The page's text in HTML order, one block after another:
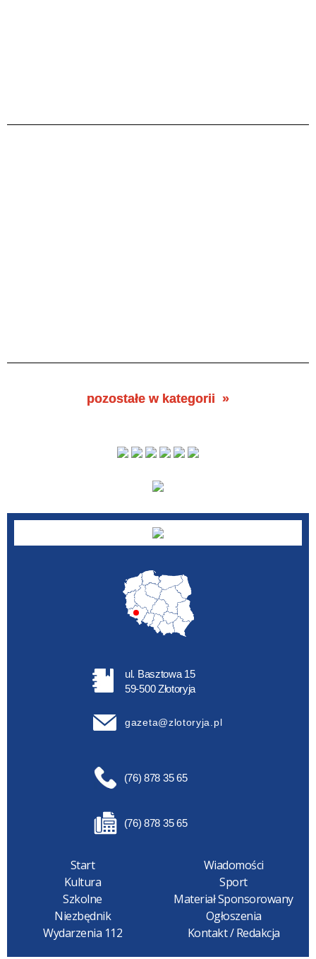
pozostałe w kategorii
ul. Basztowa 15
59-500 Złotoryja
gazeta@zlotoryja.pl
(76) 878 35 65
(76) 878 35 65
Start
Wiadomości
Kultura
Sport
Szkolne
Materiał Sponsorowany
Niezbędnik
Ogłoszenia
Wydarzenia 112
Kontakt / Redakcja